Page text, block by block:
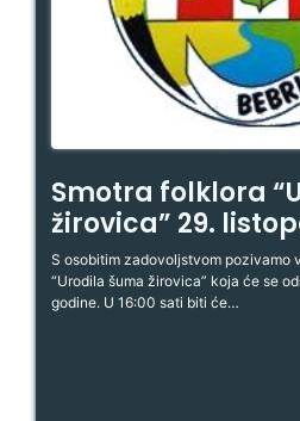
Smotra folklora
žirovica” 29.
S osobitim zadovoljstvom pozivamo
“Urodila šuma žirovica” koja će se
godine. U 16:00 sati biti će…